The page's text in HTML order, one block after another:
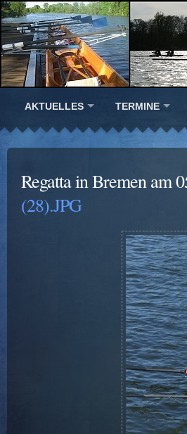
AKTUELLES TERMINE
Regatta in Bremen am
(28).JPG